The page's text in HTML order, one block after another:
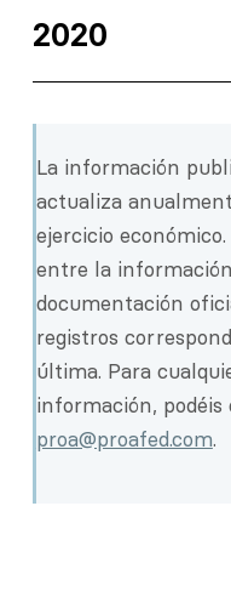
2020
La información
actualiza
ejercicio
entre la
documentación
registros
última. Para
información,
proa@proafed.com.